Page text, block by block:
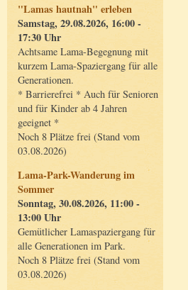
"Lamas hautnah" erleben
Samstag, 29.08.2026, 16:00 -
17:30 Uhr
Achtsame Lama-Begegnung mit
kurzem Lama-Spaziergang für alle
Generationen.
* Barrierefrei * Auch für Senioren
und für Kinder ab 4 Jahren
geeignet *
Noch 8 Plätze frei (Stand vom
03.08.2026)
Lama-Park-Wanderung im
Sommer
Sonntag, 30.08.2026, 11:00 -
13:00 Uhr
Gemütlicher Lamaspaziergang für
alle Generationen im Park.
Noch 8 Plätze frei (Stand vom
03.08.2026)